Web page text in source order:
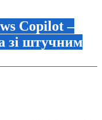
Copilot –
зі штучним